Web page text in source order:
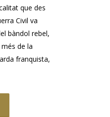
que des
Civil va
bàndol rebel,
de la
franquista,